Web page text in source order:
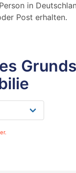
in
Post erhalten.